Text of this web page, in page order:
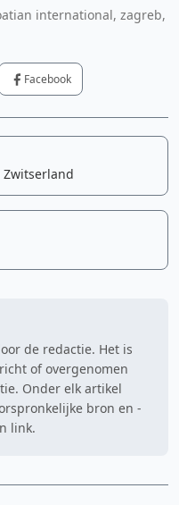
international, zagreb,
Facebook
de redactie. Het is
of overgenomen
Onder elk artikel
bron en -
link.